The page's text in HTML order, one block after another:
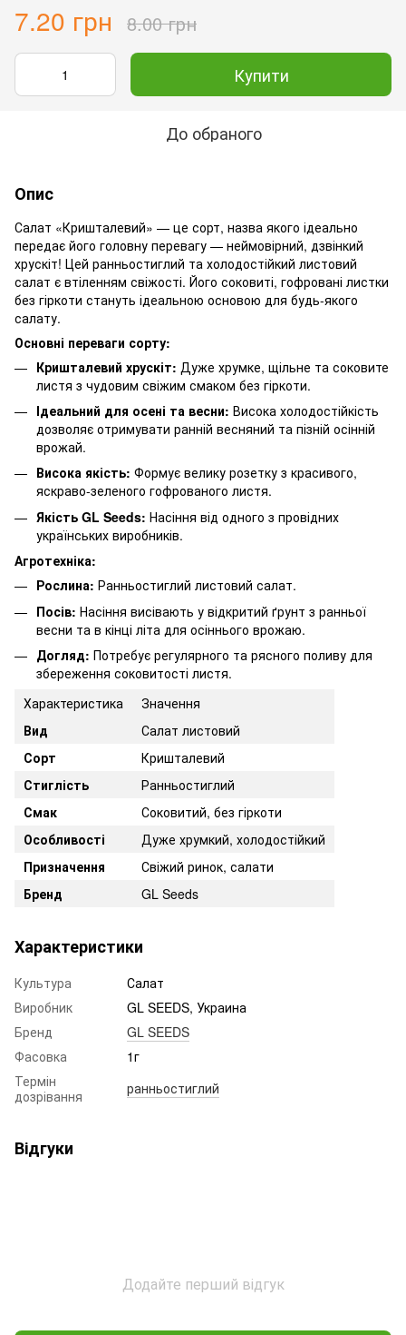
7.20 грн 8.00 грн
Купити
До обраного
Опис
Салат «Кришталевий» — це сорт, назва якого ідеально
передає його головну перевагу — неймовірний, дзвінкий
хрускіт! Цей ранньостиглий та холодостійкий листовий
салат є втіленням свіжості. Його соковиті, гофровані листки
без гіркоти стануть ідеальною основою для будь-якого
салату.
Основні переваги сорту:
Кришталевий хрускіт: Дуже хрумке, щільне та соковите
листя з чудовим свіжим смаком без гіркоти.
Ідеальний для осені та весни: Висока холодостійкість
дозволяє отримувати ранній весняний та пізній осінній
врожай.
Висока якість: Формує велику розетку з красивого,
яскраво-зеленого гофрованого листя.
Якість GL Seeds: Насіння від одного з провідних
українських виробників.
Агротехніка:
Рослина: Ранньостиглий листовий салат.
Посів: Насіння висівають у відкритий ґрунт з ранньої
весни та в кінці літа для осіннього врожаю.
Догляд: Потребує регулярного та рясного поливу для
збереження соковитості листя.
Характеристика
Значення
Вид
Салат листовий
Сорт
Кришталевий
Стиглість
Ранньостиглий
Смак
Соковитий, без гіркоти
Особливості
Дуже хрумкий, холодостійкий
Призначення
Свіжий ринок, салати
Бренд
GL Seeds
Характеристики
Культура
Салат
Виробник
GL SEEDS, Украина
Бренд
GL SEEDS
Фасовка
1г
Термін
дозрівання
ранньостиглий
Відгуки
Додайте перший відгук